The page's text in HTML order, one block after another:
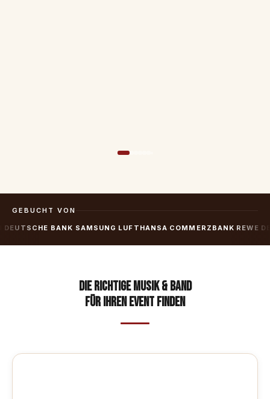
GEBUCHT VON
BANK SAMSUNG ·LUFTHANSA·COMMERZBANK REWE·
Die richtige Musik & Band
für Ihren Event finden